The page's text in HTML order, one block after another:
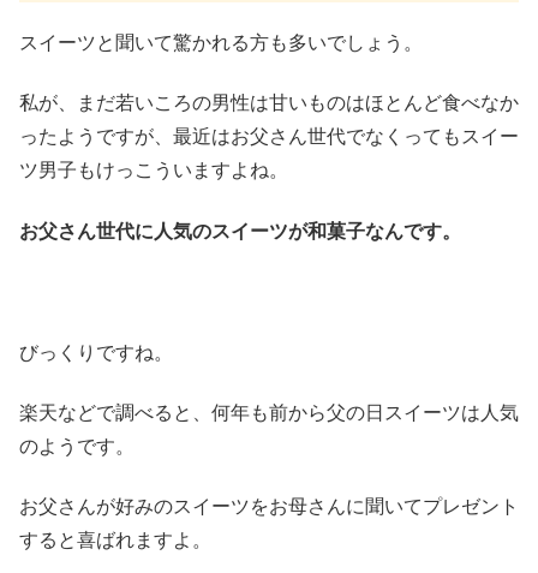
スイーツと聞いて驚かれる方も多いでしょう。
私が、まだ若いころの男性は甘いものはほとんど食べなか
ったようですが、最近はお父さん世代でなくってもスイー
ツ男子もけっこういますよね。
お父さん世代に人気のスイーツが和菓子なんです。
びっくりですね。
楽天などで調べると、何年も前から父の日スイーツは人気
のようです。
お父さんが好みのスイーツをお母さんに聞いてプレゼント
すると喜ばれますよ。